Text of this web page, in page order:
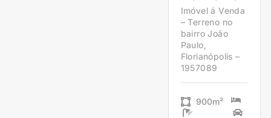
Imóvel á Venda
– Terreno no
bairro João
Paulo,
Florianópolis –
1957089
900m²